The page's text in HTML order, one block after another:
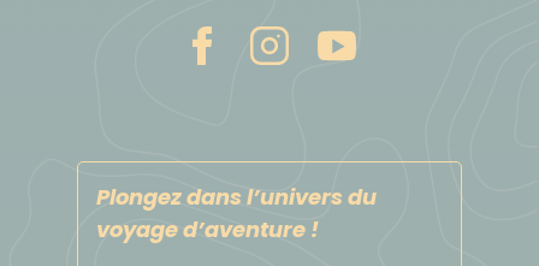
Plongez dans l’univers du
voyage d’aventure !